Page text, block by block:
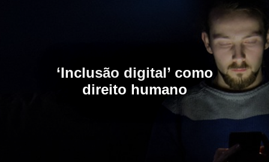
‘Inclusão digital’ como
direito humano